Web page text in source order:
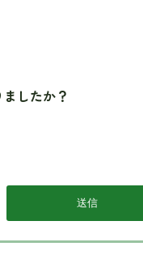
したか？